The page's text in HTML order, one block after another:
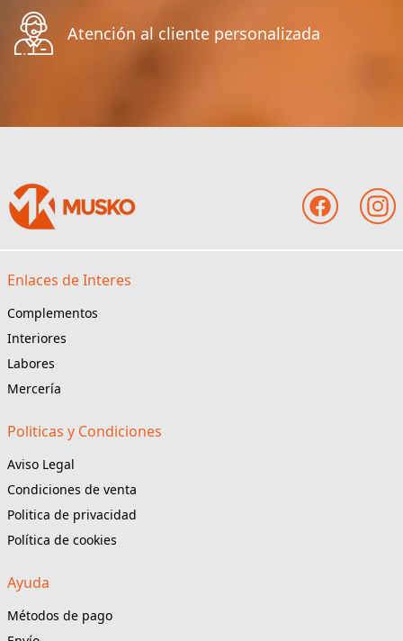
Atención al cliente personalizada
Enlaces de Interes
Complementos
Interiores
Labores
Mercería
Politicas y Condiciones
Aviso Legal
Condiciones de venta
Politica de privacidad
Política de cookies
Ayuda
Métodos de pago